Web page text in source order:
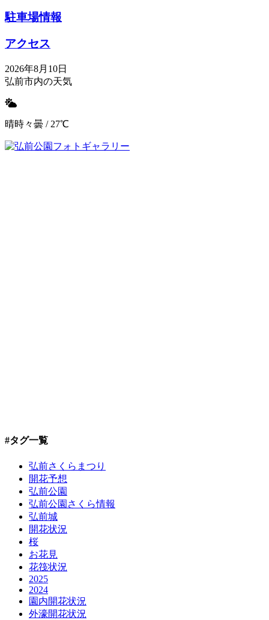
駐車場情報
アクセス
2026年8月10日
弘前市内の天気
晴時々曇 / 27℃
#タグ一覧
弘前さくらまつり
開花予想
弘前公園
弘前公園さくら情報
弘前城
開花状況
桜
お花見
花筏状況
2025
2024
園内開花状況
外濠開花状況